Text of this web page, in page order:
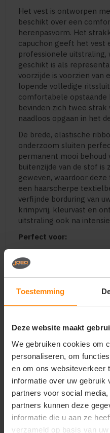
Toestemming
Deze website maakt
We gebruiken cookies om
personaliseren, om
en om ons websiteverkeer
informatie over uw gebruik
partners voor social
partners kunnen deze
informatie die u aan ze
verzameld op basis van
Het vest is ontworpen
beschikt over een
herenpasvorm. Het
capuchon geeft het vest
professionele
geschikt is als
voorzijde is voorzien van
lopende volledige
comfortabele opstaande
bevinden zich twee
naadloos opgaan in het
De brede, elastische
onderzoom sluiten
permanent mooi behoud
buitenzijde van de stof is
geweven, waardoor
een haarscherpe
verfijnde borduring van
krimpvrij, kleurvast en
uitstraling ook na
Perfect voor:
heren in de hospitality,
scholen, trainingen en
Duurzame en
relatiegeschenken
Belangrijkste
Materiaal: Premium
katoen (OC) en
binnenzijde
Design:Clean design
volledige ritssluiting,
zakken
Pasvorm: Moderne